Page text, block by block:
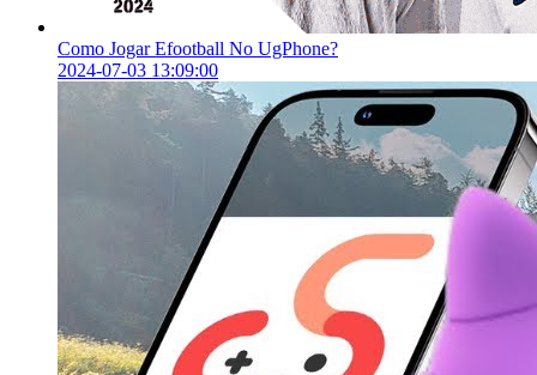
Como Jogar Efootball No UgPhone?
2024-07-03 13:09:00